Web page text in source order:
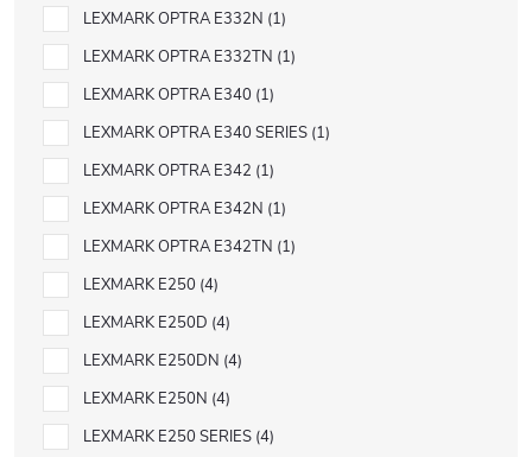
LEXMARK OPTRA E332N 1
LEXMARK OPTRA E332TN 1
LEXMARK OPTRA E340 1
LEXMARK OPTRA E340 SERIES 1
LEXMARK OPTRA E342 1
LEXMARK OPTRA E342N 1
LEXMARK OPTRA E342TN 1
LEXMARK E250 4
LEXMARK E250D 4
LEXMARK E250DN 4
LEXMARK E250N 4
LEXMARK E250 SERIES 4